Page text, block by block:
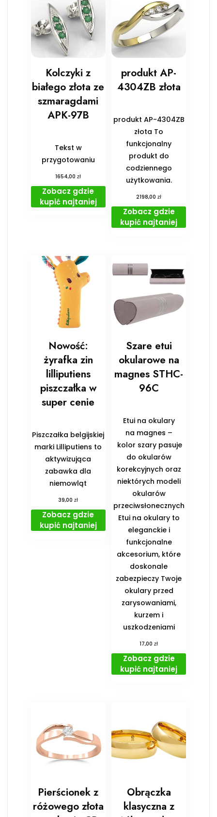
Kolczyki z
białego złota ze
szmaragdami
APK-97B
Tekst w
przygotowaniu
1654,00zł
Zobacz gdzie
kupić najtaniej
produkt AP-
4304ZB złota
produkt AP-4304ZB
złota To
funkcjonalny
produkt do
codziennego
użytkowania.
2198,00zł
Zobacz gdzie
kupić najtaniej
Nowość:
żyrafka zin
lilliputiens
piszczałka w
super cenie
Piszczałka belgijskiej
marki Lilliputiens to
aktywizująca
zabawka dla
niemowląt
39,00zł
Zobacz gdzie
kupić najtaniej
Szare etui
okularowe na
magnes STHC-
96C
Etui na okulary
na magnes –
kolor szary pasuje
do okularów
korekcyjnych oraz
niektórych modeli
okularów
przeciwsłonecznych
Etui na okulary to
eleganckie i
funkcjonalne
akcesorium, które
doskonale
zabezpieczy Twoje
okulary przed
zarysowaniami,
kurzem i
uszkodzeniami
17,00zł
Zobacz gdzie
kupić najtaniej
Pierścionek z
różowego złota
Obrączka
klasyczna z